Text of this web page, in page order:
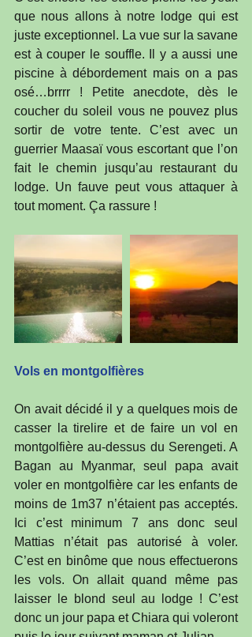
que nous allons à notre lodge qui est
juste exceptionnel. La vue sur la savane
est à couper le souffle. Il y a aussi une
piscine à débordement mais on a pas
osé…brrrr ! Petite anecdote, dès le
coucher du soleil vous ne pouvez plus
sortir de votre tente. C’est avec un
guerrier Maasaï vous escortant que l’on
fait le chemin jusqu’au restaurant du
lodge. Un fauve peut vous attaquer à
tout moment. Ça rassure !
Vols en montgolfières
On avait décidé il y a quelques mois de
casser la tirelire et de faire un vol en
montgolfière au-dessus du Serengeti. A
Bagan au Myanmar, seul papa avait
voler en montgolfière car les enfants de
moins de 1m37 n’étaient pas acceptés.
Ici c’est minimum 7 ans donc seul
Mattias n’était pas autorisé à voler.
C’est en binôme que nous effectuerons
les vols. On allait quand même pas
laisser le blond seul au lodge ! C’est
donc un jour papa et Chiara qui voleront